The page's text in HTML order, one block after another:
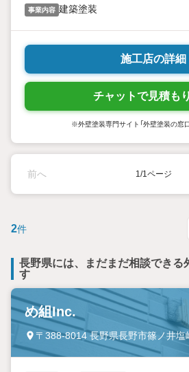
事業内容 建築塗装
施工店の詳細
チャットで見積も
※外壁塗装専門サイト「外壁塗装の窓
前へ 1/1ページ
2件
長野県には、まだまだ相談できる
す
め組Inc.
〒388-8014 長野県長野市篠ノ井塩